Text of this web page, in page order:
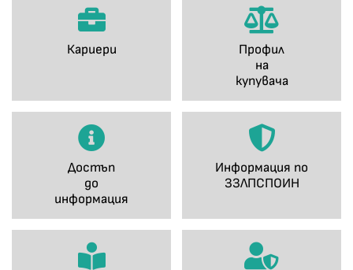
Кариери
Профил
на
купувача
Достъп
до
информация
Информация по
ЗЗЛПСПОИН